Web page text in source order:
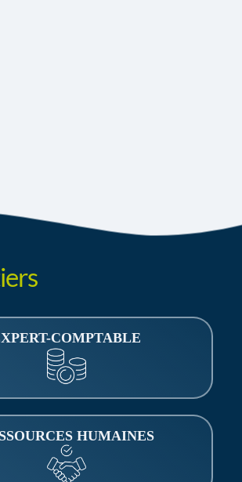
COMPTABLE
HUMAINES